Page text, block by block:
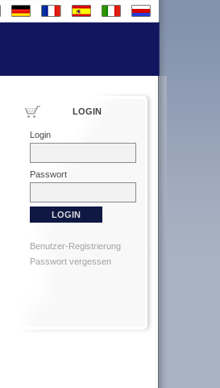
LOGIN
Login
Passwort
Benutzer-Registrierung
Passwort vergessen